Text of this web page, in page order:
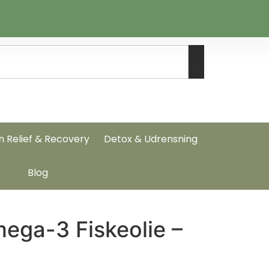
Relief & Recovery Detox & Udrensning
Blog
3 Fiskeolie –